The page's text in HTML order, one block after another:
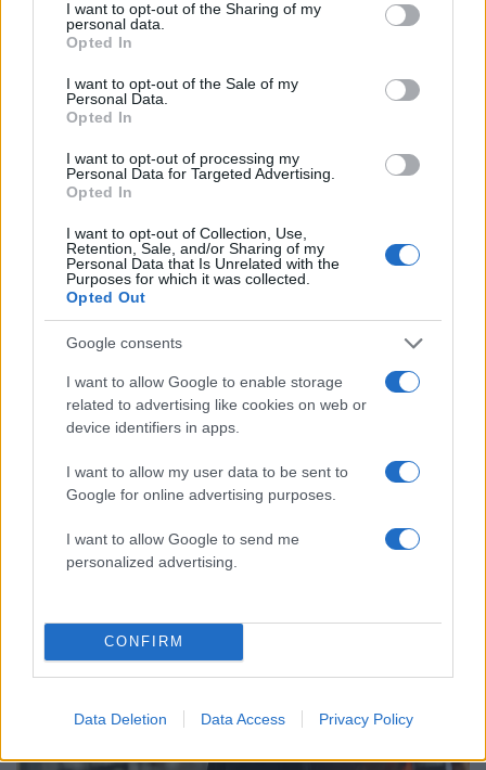
not limited to your visit or usage behaviour. You may click to
grant or deny consent to Google and its third-party tags to
use your data for below specified purposes in below Google
consent section.
I want to opt-out of the Sharing of my
personal data.
Opted In
I want to opt-out of the Sale of my
Personal Data.
Opted In
I want to opt-out of processing my
Personal Data for Targeted Advertising.
Opted In
I want to opt-out of Collection, Use,
Retention, Sale, and/or Sharing of my
Personal Data that Is Unrelated with the
Purposes for which it was collected.
Opted Out
Google consents
I want to allow Google to enable storage
related to advertising like cookies on web or
device identifiers in apps.
I want to allow my user data to be sent to
Google for online advertising purposes.
I want to allow Google to send me
personalized advertising.
CONFIRM
Data Deletion Data Access Privacy Policy
Μητσοτάκης στην υπογραφή συμφωνίας
για την ηλεκτρική διασύνδεση Ελλάδας –
είσοδος της Meridiam στην GSI
Canadair 515: Οι πρώτες εικόνες από την
επιχειρεί και τη νύχτα στα μέτωπα της
φωτιάς
πρώην στελέχη κατά Καρυστιανού: «Δεν
αποχωρήσαμε για καρέκλες», αιχμές για
«συγκεντρωτικό μοντέλο»
Κρανίου τόπος το Πόρτο Γερμενό μετά το
καταστροφικό πέρασμα της φωτιάς –
Ξεκίνησε η αυτοψία στα καμένα σπίτια
Οδηγός στη Μύκονο άρπαξε τσάντα
Hermès και Rolex αξίας 75.000 ευρώ από
Ουκρανό τουρίστα
Αθλητικά:
Περισσότερα άρθρα